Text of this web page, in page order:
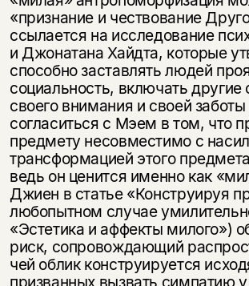
«признание и чествование
ссылается на исследование
и Джонатана Хайдта, которые
способно заставлять людей
социальность, включать другие
своего внимания и своей заботы
согласиться с Мэем в том, что
предмету несовместимо с
трансформацией этого
ведь он ценится именно как
Джиен в статье «Конструируя
любопытном случае
«Эстетика и аффекты милого»)
риск, сопровождающий
чей облик конструируется